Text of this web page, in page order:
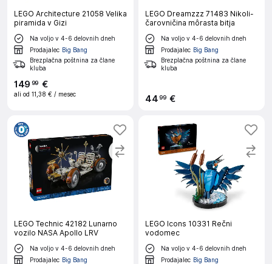
LEGO Architecture 21058 Velika
piramida v Gizi
Na voljo v 4-6 delovnih dneh
Prodajalec Big Bang
Brezplačna poštnina za člane
kluba
149 99 €
ali od 11,38 € / mesec
LEGO Dreamzzz 71483 Nikoli-
čarovničina môrasta bitja
Na voljo v 4-6 delovnih dneh
Prodajalec Big Bang
Brezplačna poštnina za člane
kluba
4499 €
LEGO Technic 42182 Lunarno
vozilo NASA Apollo LRV
Na voljo v 4-6 delovnih dneh
Prodajalec Big Bang
LEGO Icons 10331 Rečni
vodomec
Na voljo v 4-6 delovnih dneh
Prodajalec Big Bang